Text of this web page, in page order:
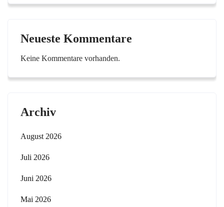
Neueste Kommentare
Keine Kommentare vorhanden.
Archiv
August 2026
Juli 2026
Juni 2026
Mai 2026